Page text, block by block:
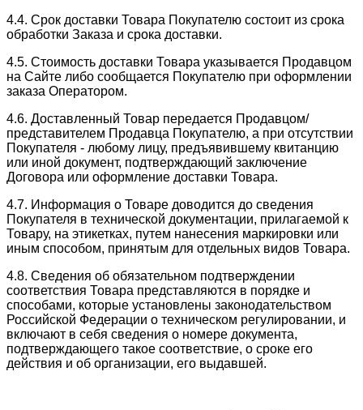
4.4. Срок доставки Товара Покупателю состоит из срока
обработки Заказа и срока доставки.
4.5. Стоимость доставки Товара указывается Продавцом
на Сайте либо сообщается Покупателю при оформлении
заказа Оператором.
4.6. Доставленный Товар передается Продавцом/
представителем Продавца Покупателю, а при отсутствии
Покупателя - любому лицу, предъявившему квитанцию
или иной документ, подтверждающий заключение
Договора или оформление доставки Товара.
4.7. Информация о Товаре доводится до сведения
Покупателя в технической документации, прилагаемой к
Товару, на этикетках, путем нанесения маркировки или
иным способом, принятым для отдельных видов Товара.
4.8. Сведения об обязательном подтверждении
соответствия Товара представляются в порядке и
способами, которые установлены законодательством
Российской Федерации о техническом регулировании, и
включают в себя сведения о номере документа,
подтверждающего такое соответствие, о сроке его
действия и об организации, его выдавшей.